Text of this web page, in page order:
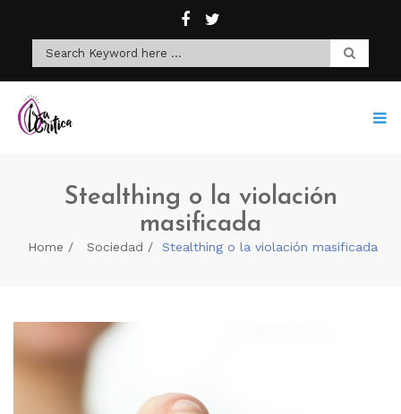
Stealthing o la violación
masificada
Home Sociedad Stealthing o la violación masificada